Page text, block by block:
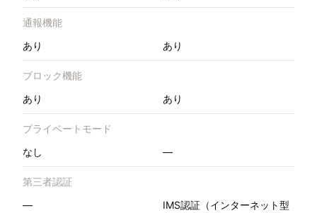
通報機能
あり
あり
ブロック機能
あり
あり
プライベートモード
なし
—
第三者認証
—
IMS認証（インターネット型